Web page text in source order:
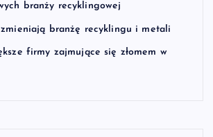
branży recyklingowej
branżę recyklingu i metali
firmy zajmujące się złomem w